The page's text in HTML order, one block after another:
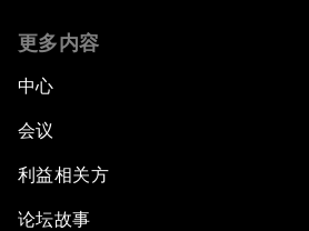
更多内容
中心
会议
利益相关方
论坛故事